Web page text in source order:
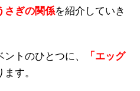
さぎの関係を紹介していき
トのひとつに、
「エッグ
す。